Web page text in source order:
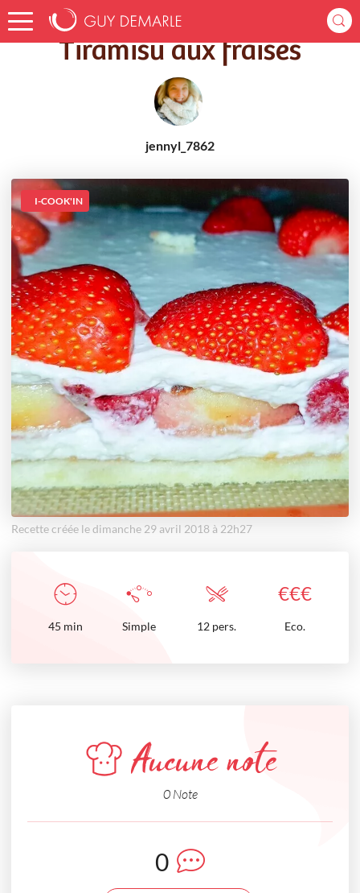
Accueil Recettes Tiramisu aux fraises
Tiramisu aux fraises
jennyl_7862
I-COOK'IN
Recette créée le dimanche 29 avril 2018 à 22h27
€€€
45 min Simple 12 pers. Eco.
Aucune note
0 Note
0